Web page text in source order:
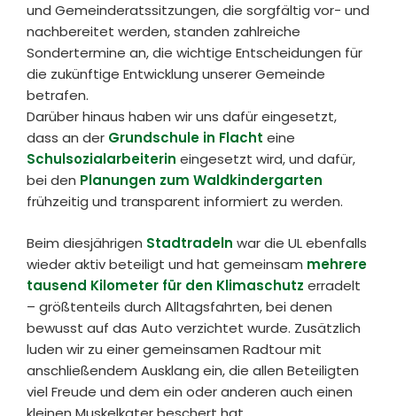
und Gemeinderatssitzungen, die sorgfältig vor- und
nachbereitet werden, standen zahlreiche
Sondertermine an, die wichtige Entscheidungen für
die zukünftige Entwicklung unserer Gemeinde
betrafen.
Darüber hinaus haben wir uns dafür eingesetzt,
dass an der Grundschule in Flacht eine
Schulsozialarbeiterin eingesetzt wird, und dafür,
bei den Planungen zum Waldkindergarten
frühzeitig und transparent informiert zu werden.
Beim diesjährigen Stadtradeln war die UL ebenfalls
wieder aktiv beteiligt und hat gemeinsam mehrere
tausend Kilometer für den Klimaschutz erradelt
– größtenteils durch Alltagsfahrten, bei denen
bewusst auf das Auto verzichtet wurde. Zusätzlich
luden wir zu einer gemeinsamen Radtour mit
anschließendem Ausklang ein, die allen Beteiligten
viel Freude und dem ein oder anderen auch einen